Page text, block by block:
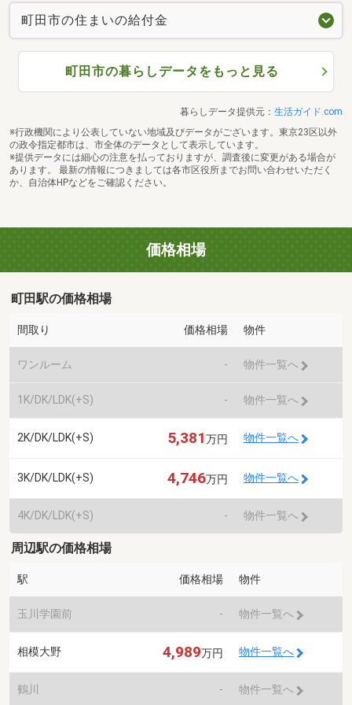
町田市の住まいの給付金
町田市の暮らしデータをもっと見る
暮らしデータ提供元： 生活ガイド.com
※行政機関により公表していない地域及びデータがございます。東京23区以外
の政令指定都市は、市全体のデータとして表示しています。
※提供データには細心の注意を払っておりますが、調査後に変更がある場合が
あります。 最新の情報につきましては各市区役所までお問い合わせいただく
か、自治体HPなどをご確認ください。
価格相場
町田駅の価格相場
間取り 価格相場 物件
ワンルーム - 物件一覧へ
1K/DK/LDK(+S) - 物件一覧へ
2K/DK/LDK(+S) 5,381万円 物件一覧へ
3K/DK/LDK(+S) 4,746万円 物件一覧へ
4K/DK/LDK(+S) - 物件一覧へ
周辺駅の価格相場
駅 価格相場 物件
玉川学園前 - 物件一覧へ
相模大野 4,989万円 物件一覧へ
鶴川 - 物件一覧へ